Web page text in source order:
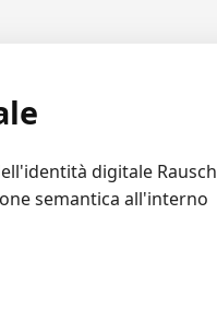
digitale Rausch
semantica all'interno